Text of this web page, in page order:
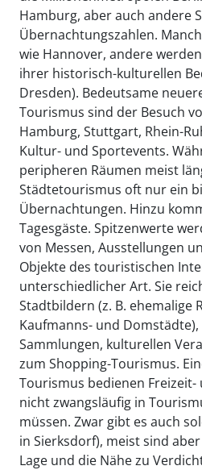
Hamburg, aber auch andere
Übernachtungszahlen.
wie Hannover, andere
ihrer historisch-kulturellen
Dresden). Bedeutsame
Tourismus sind der Besuch
Hamburg, Stuttgart, Rhein-
Kultur- und Sportevents.
peripheren Räumen meist
Städtetourismus oft nur ein
Übernachtungen. Hinzu
Tagesgäste. Spitzenwerte
von Messen, Ausstellungen
Objekte des touristischen
unterschiedlicher Art. Sie
Stadtbildern (z. B. ehemalige
Kaufmanns- und
Sammlungen, kulturellen
zum Shopping-Tourismus.
Tourismus bedienen
nicht zwangsläufig in
müssen. Zwar gibt es auch
in Sierksdorf), meist sind
Lage und die Nähe zu